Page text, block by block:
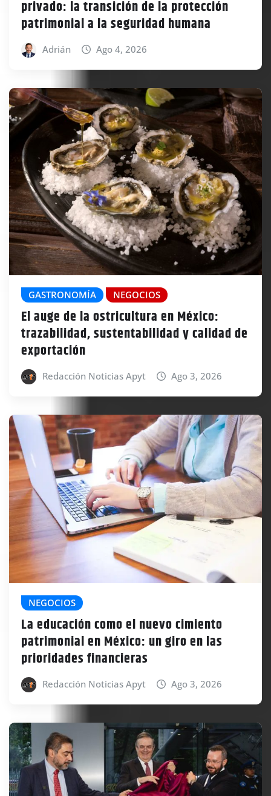
privado: la transición de la protección
patrimonial a la seguridad humana
Adrián Ago 4, 2026
GASTRONOMÍA NEGOCIOS
El auge de la ostricultura en México:
trazabilidad, sustentabilidad y calidad de
exportación
Redacción Noticias Apyt Ago 3, 2026
NEGOCIOS
La educación como el nuevo cimiento
patrimonial en México: un giro en las
prioridades financieras
Redacción Noticias Apyt Ago 3, 2026